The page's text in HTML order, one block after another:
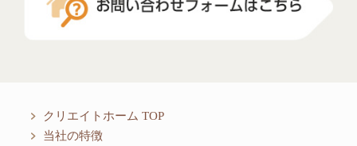
クリエイトホーム TOP
当社の特徴